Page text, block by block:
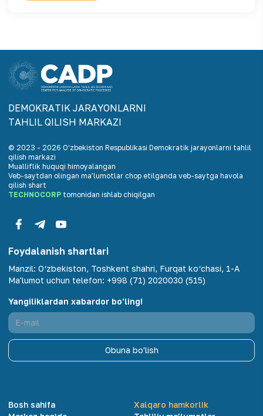
DEMOKRАTIK JАRАYONLАRNI
TАHLIL QILISH MАRKАZI
© 2023 - 2026 O‘zbekiston Respublikasi Demokratik jarayonlarni tahlil
qilish markazi
Mualliflik huquqi himoyalangan
Veb-saytdan olingan maʼlumotlar chop etilganda veb-saytga havola
qilish shart
TECHNOCORP tomonidan ishlab chiqilgan
Foydalanish shartlari
Manzil: O‘zbekiston, Toshkent shahri, Furqat ko‘chasi, 1-A
Ma'lumot uchun telefon: +998 (71) 2020030 (515)
Yangiliklardan xabardor bo'ling!
Obuna bo'lish
Bosh sahifa
Xalqaro hamkorlik